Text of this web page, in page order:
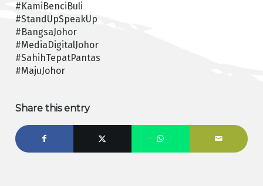
#KamiBenciBuli
#StandUpSpeakUp
#BangsaJohor
#MediaDigitalJohor
#SahihTepatPantas
#MajuJohor
Share this entry